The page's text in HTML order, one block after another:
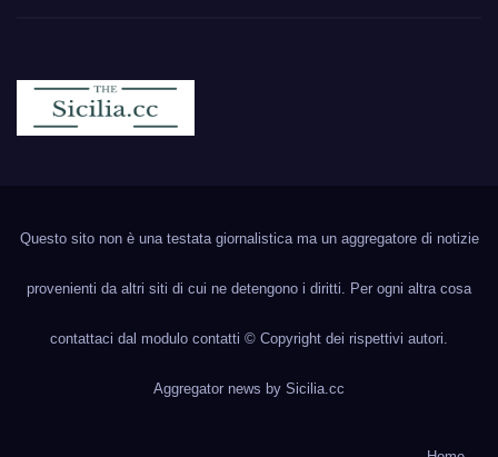
Questo sito non è una testata giornalistica ma un aggregatore di notizie
provenienti da altri siti di cui ne detengono i diritti. Per ogni altra cosa
contattaci dal modulo contatti © Copyright dei rispettivi autori.
Aggregator news by Sicilia.cc